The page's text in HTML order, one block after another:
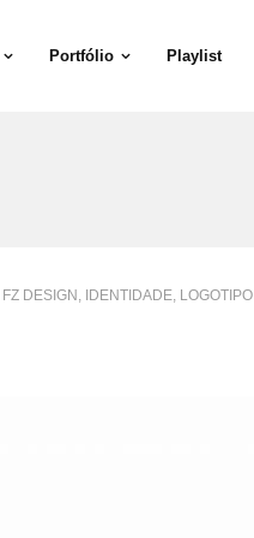
Portfólio Playlist
FZ DESIGN , IDENTIDADE, LOGOTIPO